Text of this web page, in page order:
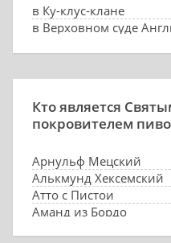
в Ку-клус-клане
в Верховном суде
Кто является
покровителем
Арнульф Мецский
Алькмунд Хексемский
Атто с Пистои
Аманд из Бордо